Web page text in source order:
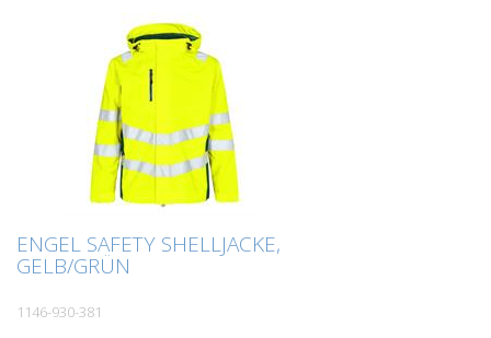
ENGEL SAFETY SHELLJACKE,
GELB/GRÜN
1146-930-381